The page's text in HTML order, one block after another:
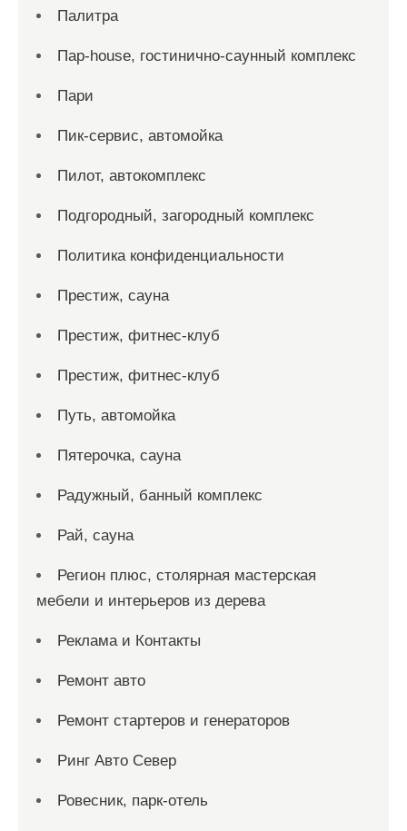
Палитра
Пар-house, гостинично-саунный комплекс
Пари
Пик-сервис, автомойка
Пилот, автокомплекс
Подгородный, загородный комплекс
Политика конфиденциальности
Престиж, сауна
Престиж, фитнес-клуб
Престиж, фитнес-клуб
Путь, автомойка
Пятерочка, сауна
Радужный, банный комплекс
Рай, сауна
Регион плюс, столярная мастерская
мебели и интерьеров из дерева
Реклама и Контакты
Ремонт авто
Ремонт стартеров и генераторов
Ринг Авто Север
Ровесник, парк-отель